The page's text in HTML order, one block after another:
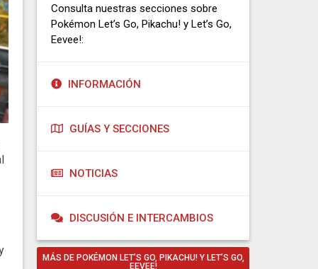
Consulta nuestras secciones sobre
Pokémon Let’s Go, Pikachu! y Let’s Go,
Eevee!:
INFORMACIÓN
GUÍAS Y SECCIONES
NOTICIAS
DISCUSIÓN E INTERCAMBIOS
MÁS DE POKÉMON LET’S GO, PIKACHU! Y LET’S GO,
EEVEE!